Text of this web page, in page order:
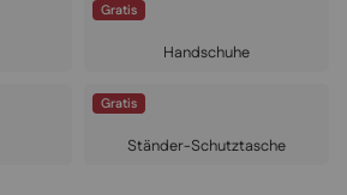
Gratis
Handschuhe
Gratis
Ständer-Schutztasche